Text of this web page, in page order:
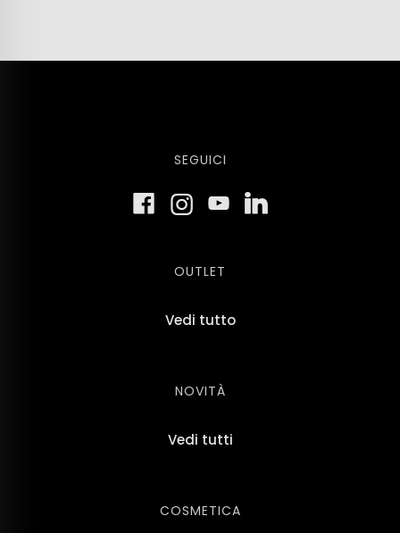
SEGUICI
OUTLET
Vedi tutto
NOVITÀ
Vedi tutti
COSMETICA